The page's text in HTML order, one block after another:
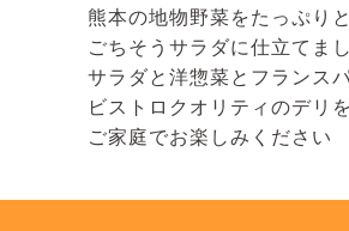
熊本の地物野菜をたっぷりと
ごちそうサラダに仕立てま
サラダと洋惣菜とフランス
ビストロクオリティのデリを
ご家庭でお楽しみください